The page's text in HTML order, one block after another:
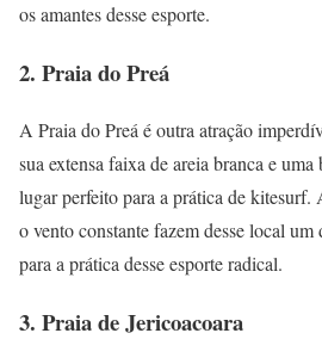
os amantes desse esporte.
2. Praia do Preá
A Praia do Preá é outra atração
sua extensa faixa de areia branca e
lugar perfeito para a prática de kitesurf.
o vento constante fazem desse local
para a prática desse esporte radical.
3. Praia de Jericoacoara